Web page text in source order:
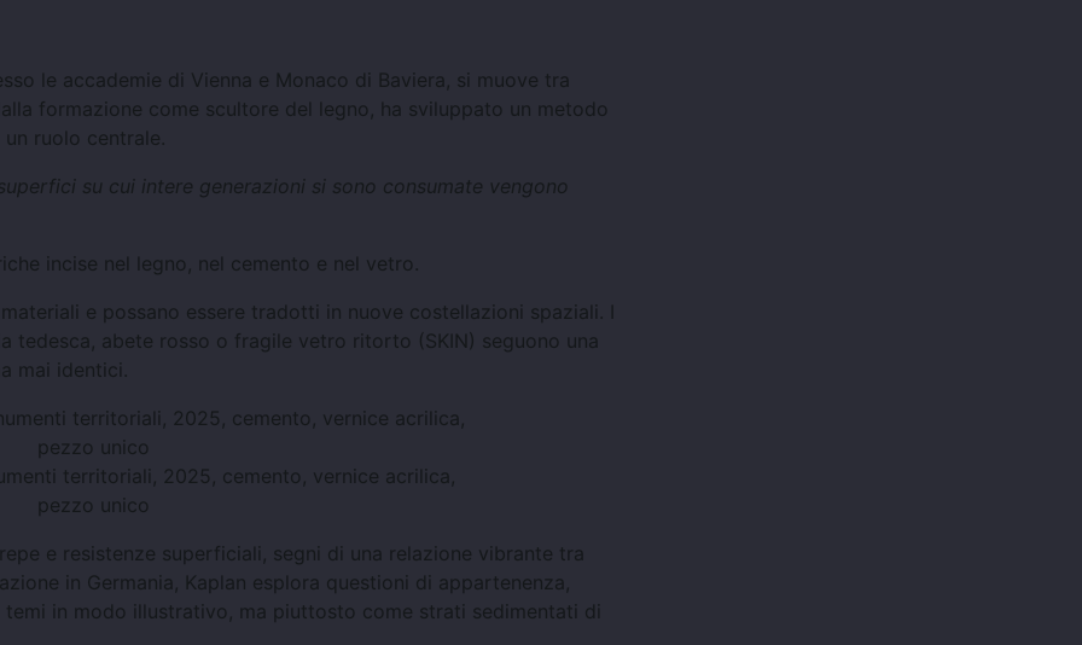
le accademie di Vienna e Monaco di Baviera, si muove tra
formazione come scultore del legno, ha sviluppato un metodo
ruolo centrale.
su cui intere generazioni si sono consumate vengono
incise nel legno, nel cemento e nel vetro.
e possano essere tradotti in nuove costellazioni spaziali. I
abete rosso o fragile vetro ritorto (SKIN) seguono una
mai identici.
territoriali, 2025, cemento, vernice acrilica,
pezzo unico
e resistenze superficiali, segni di una relazione vibrante tra
in Germania, Kaplan esplora questioni di appartenenza,
in modo illustrativo, ma piuttosto come strati sedimentati di